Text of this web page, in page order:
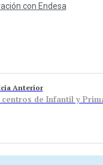
con Endesa
Anterior